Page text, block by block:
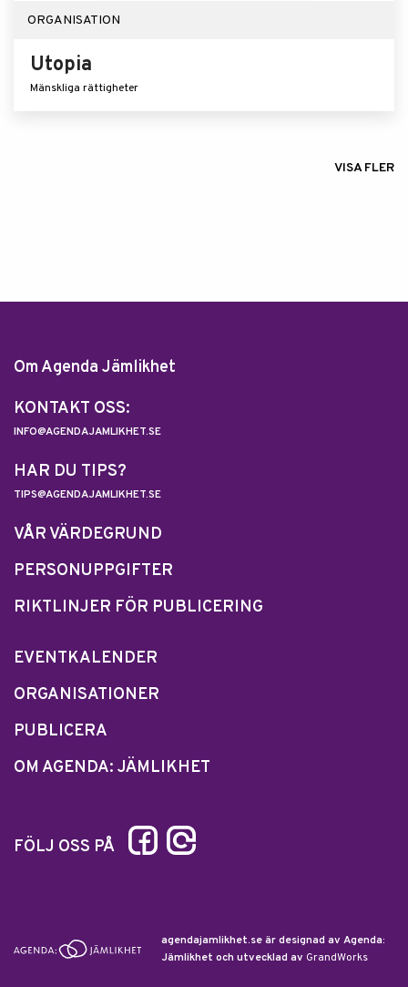
ORGANISATION
Utopia
Mänskliga rättigheter
VISA FLER
Om Agenda Jämlikhet
KONTAKT OSS:
INFO@AGENDAJAMLIKHET.SE
HAR DU TIPS?
TIPS@AGENDAJAMLIKHET.SE
VÅR VÄRDEGRUND
PERSONUPPGIFTER
RIKTLINJER FÖR PUBLICERING
EVENTKALENDER
ORGANISATIONER
PUBLICERA
OM AGENDA: JÄMLIKHET
FÖLJ OSS PÅ
agendajamlikhet.se är designad av Agenda:
Jämlikhet och utvecklad av GrandWorks